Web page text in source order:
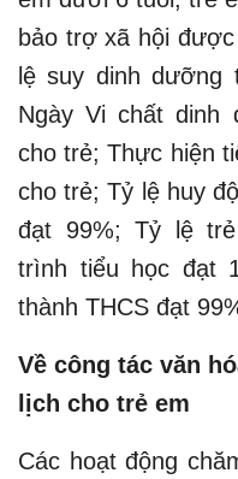
bảo trợ xã hội
lệ suy dinh
Ngày Vi chất dinh
cho trẻ; Thực hiện
cho trẻ; Tỷ lệ huy
đạt 99%; Tỷ lệ
trình tiểu học đạt
thành THCS đạt
Về công tác văn
lịch cho trẻ em
Các hoạt động